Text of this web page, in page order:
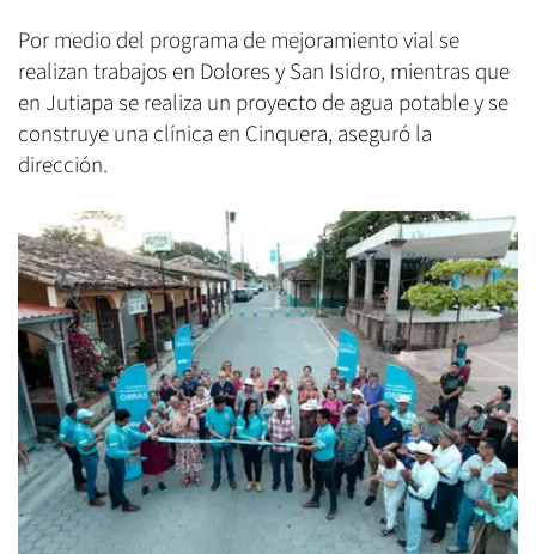
Por medio del programa de mejoramiento vial se
realizan trabajos en Dolores y San Isidro, mientras que
en Jutiapa se realiza un proyecto de agua potable y se
construye una clínica en Cinquera, aseguró la
dirección.